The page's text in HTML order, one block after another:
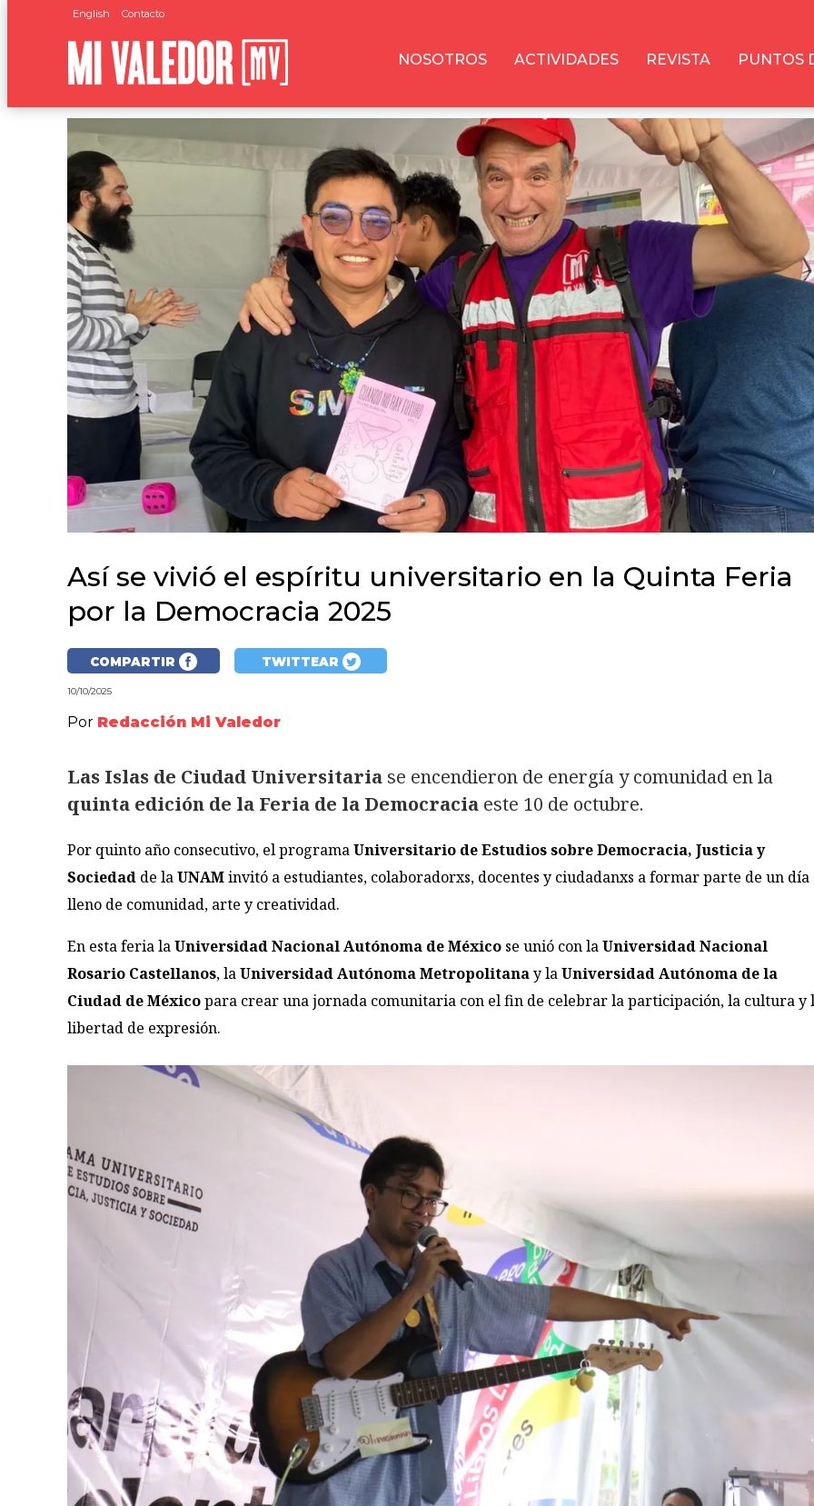
English Contacto
NOSOTROS ACTIVIDADES REVISTA PUNTOS
Así se vivió el espíritu universitario en la Quinta Feria
por la Democracia 2025
COMPARTIR TWITTEAR
10/10/2025
Por Redacción Mi Valedor
Las Islas de Ciudad Universitariase encendieron de energía y comunidad en la
quinta edición de la Feria de la Democracia este 10 de octubre.
Por quinto año consecutivo, el programaUniversitario de Estudios sobre Democracia, Justicia y
Sociedad de laUNAMinvitó a estudiantes, colaboradorxs, docentes y ciudadanxs a formar parte de un día
lleno de comunidad, arte y creatividad.
En esta feria laUniversidad Nacional Autónoma de México se unió con laUniversidad Nacional
Rosario Castellanos, laUniversidad Autónoma Metropolitanay laUniversidad Autónoma de la
Ciudad de Méxicopara crear una jornada comunitaria con el fin de celebrar la participación, la cultura y
libertad de expresión.